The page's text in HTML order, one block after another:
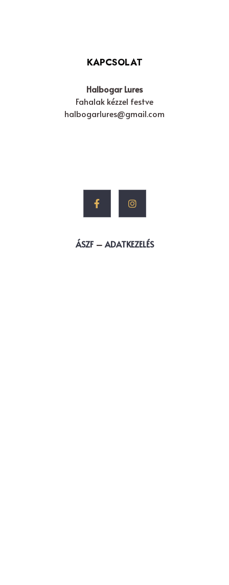
KAPCSOLAT
Halbogar Lures
Fahalak kézzel festve
halbogarlures@gmail.com
ÁSZF– ADATKEZELÉS